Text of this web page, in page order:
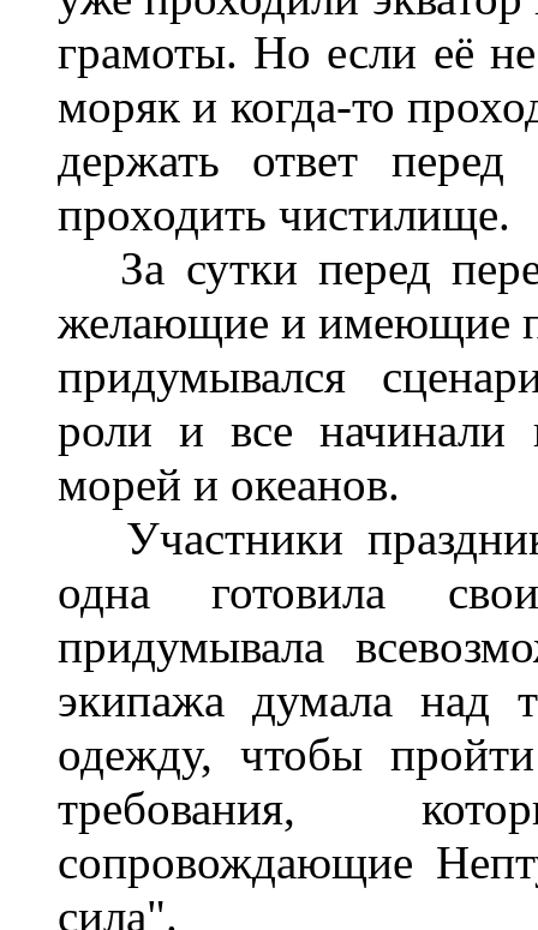
грамоты. Но если её
моряк и когда-то
держать ответ
проходить чистилище.
За сутки перед
желающие и имеющие
придумывался
роли и все начинали
морей и океанов.
Участники
одна готовила
придумывала
экипажа думала над
одежду, чтобы
требования,
сопровождающие
сила".